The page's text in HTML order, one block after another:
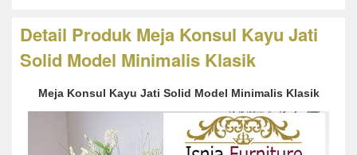
Detail Produk Meja Konsul Kayu Jati
Solid Model Minimalis Klasik
Meja Konsul Kayu Jati Solid Model Minimalis Klasik